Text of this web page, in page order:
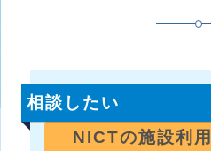
相談したい
NICTの施設利